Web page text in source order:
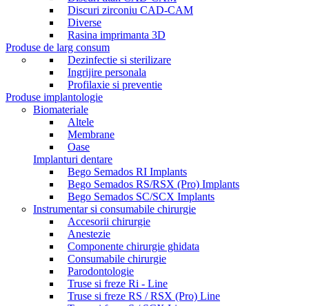
Discuri zirconiu CAD-CAM
Diverse
Rasina imprimanta 3D
Produse de larg consum
Dezinfectie si sterilizare
Ingrijire personala
Profilaxie si preventie
Produse implantologie
Biomateriale
Altele
Membrane
Oase
Implanturi dentare
Bego Semados RI Implants
Bego Semados RS/RSX (Pro) Implants
Bego Semados SC/SCX Implants
Instrumentar si consumabile chirurgie
Accesorii chirurgie
Anestezie
Componente chirurgie ghidata
Consumabile chirurgie
Parodontologie
Truse si freze Ri - Line
Truse si freze RS / RSX (Pro) Line